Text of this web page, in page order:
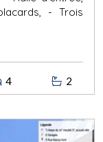
- Trois
4 2